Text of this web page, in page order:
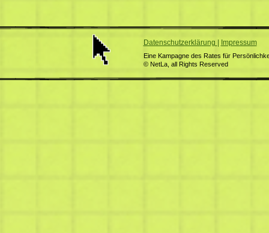
Datenschutzerklärung | Impressum
Eine Kampagne des Rates für
© NetLa, all Rights Reserved